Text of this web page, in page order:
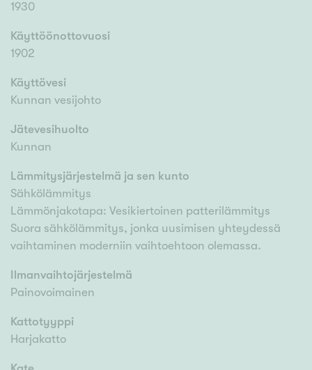
1930
Käyttöönottovuosi
1902
Käyttövesi
Kunnan vesijohto
Jätevesihuolto
Kunnan
Lämmitysjärjestelmä ja sen kunto
Sähkölämmitys
Lämmönjakotapa: Vesikiertoinen patterilämmitys
Suora sähkölämmitys, jonka uusimisen yhteydessä
vaihtaminen moderniin vaihtoehtoon olemassa.
Ilmanvaihtojärjestelmä
Painovoimainen
Kattotyyppi
Harjakatto